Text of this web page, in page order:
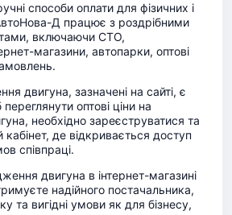
способи оплати для фізичних і
Д працює з роздрібними
включаючи СТО,
магазини, автопарки, оптові
двигуна, зазначені на сайті, є
оптові ціни на
необхідно зареєструватися та
кабінет, де відкривається доступ
співпраці.
двигуна в інтернет-магазині
надійного постачальника,
та вигідні умови як для бізнесу,